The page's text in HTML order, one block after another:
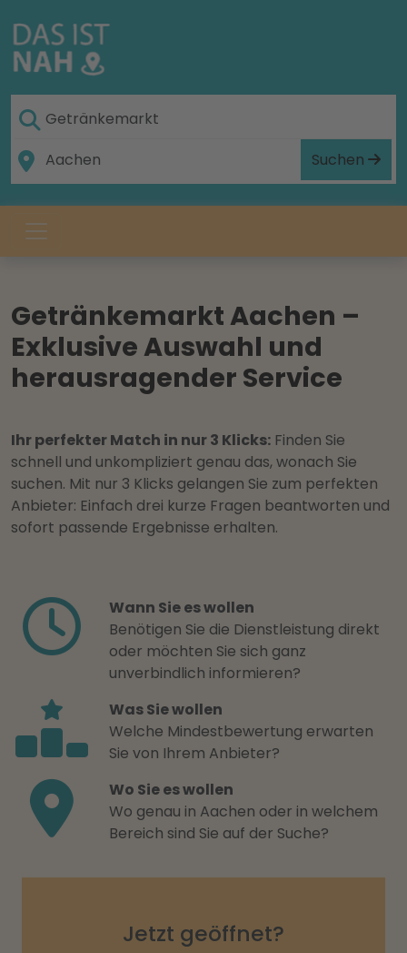
Suchen
Getränkemarkt Aachen –
Exklusive Auswahl und
herausragender Service
Ihr perfekter Match in nur 3 Klicks: Finden Sie
schnell und unkompliziert genau das, wonach Sie
suchen. Mit nur 3 Klicks gelangen Sie zum perfekten
Anbieter: Einfach drei kurze Fragen beantworten und
sofort passende Ergebnisse erhalten.
Wann Sie es wollen
Benötigen Sie die Dienstleistung direkt
oder möchten Sie sich ganz
unverbindlich informieren?
Was Sie wollen
Welche Mindestbewertung erwarten
Sie von Ihrem Anbieter?
Wo Sie es wollen
Wo genau in Aachen oder in welchem
Bereich sind Sie auf der Suche?
Jetzt geöffnet?